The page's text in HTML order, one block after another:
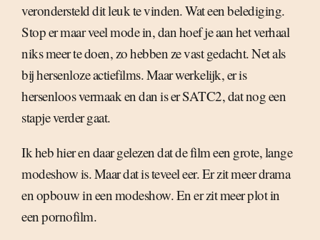
verondersteld dit leuk te vinden. Wat een belediging.
Stop er maar veel mode in, dan hoef je aan het verhaal
niks meer te doen, zo hebben ze vast gedacht. Net als
bij hersenloze actiefilms. Maar werkelijk, er is
hersenloos vermaak en dan is er SATC2, dat nog een
stapje verder gaat.
Ik heb hier en daar gelezen dat de film een grote, lange
modeshow is. Maar dat is teveel eer. Er zit meer drama
en opbouw in een modeshow. En er zit meer plot in
een pornofilm.